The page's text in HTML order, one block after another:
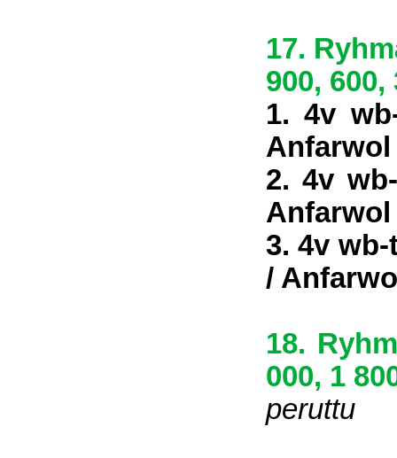
17.
900, 600,
1. 4v
Anfarwol
2. 4v
Anfarwol
3. 4v
/
18.
000, 1
peruttu